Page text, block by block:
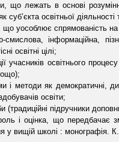
що лежать в основі
суб’єкта освітньої
уособлює спрямованість на
смислова, інформаційна,
освітні цілі;
учасників освітнього
і методи як демократичні,
освіти;
(традиційні підручники
і оцінка, що передбачає
у вищій школі : монографія.